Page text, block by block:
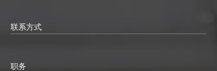
联系方式
职务